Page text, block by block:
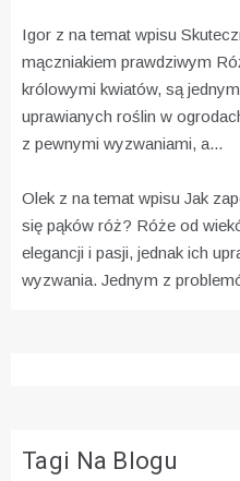
Igor z na temat wpisu
mączniakiem prawdziwym
królowymi kwiatów, są
uprawianych roślin w
z pewnymi wyzwaniami, a...
Olek z na temat wpisu Jak
się pąków róż? Róże od
elegancji i pasji, jednak ich
wyzwania. Jednym z
Tagi Na Blogu